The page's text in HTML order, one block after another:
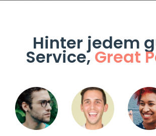
Hinter jedem
Service, Great